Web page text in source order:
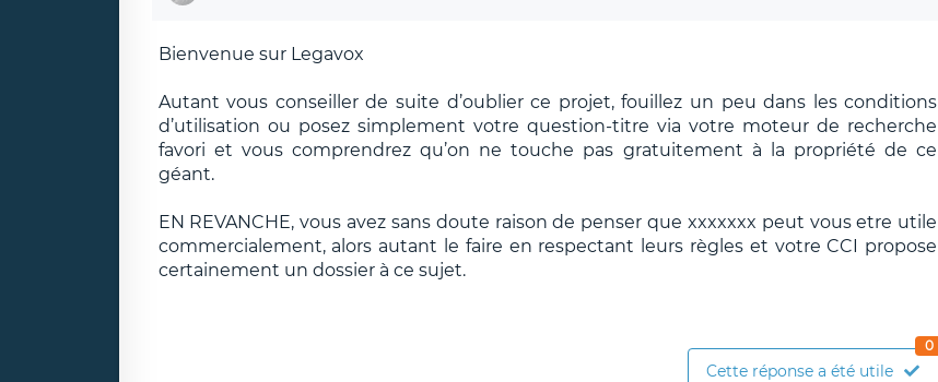
Bienvenue sur Legavox
Autant vous conseiller de suite d’oublier ce projet, fouillez un peu dans les conditions
d’utilisation ou posez simplement votre question-titre via votre moteur de recherche
favori et vous comprendrez qu’on ne touche pas gratuitement à la propriété de ce
géant.
EN REVANCHE, vous avez sans doute raison de penser que xxxxxxx peut vous etre utile
commercialement, alors autant le faire en respectant leurs règles et votre CCI propose
certainement un dossier à ce sujet.
Cette réponse a été utile
0